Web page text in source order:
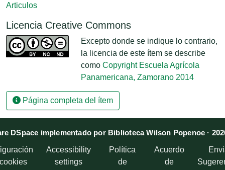
Articulos
Licencia Creative Commons
Excepto donde se indique lo contrario,
la licencia de este ítem se describe
como Copyright Escuela Agrícola
Panamericana, Zamorano 2014
Página completa del ítem
DSpace implementado por Biblioteca Wilson Popenoe ·
Accessibility
settings
Política
de
Acuerdo
de